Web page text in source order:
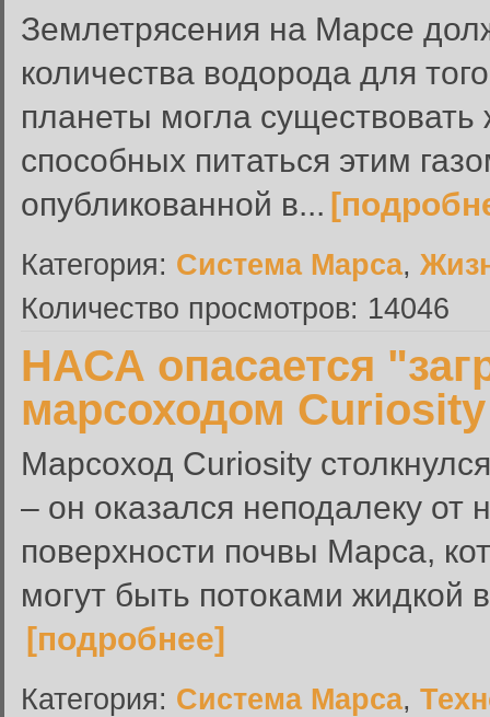
Землетрясения на Марсе
количества водорода для
планеты могла
способных питаться этим
опубликованной в...
Категория: Система Марса,
Количество просмотров: 14046
НАСА опасается
марсоходом Curiosity
Марсоход Curiosity
– он оказался неподалеку
поверхности почвы Марса,
могут быть потоками жидкой
[подробнее]
Категория: Система Марса,